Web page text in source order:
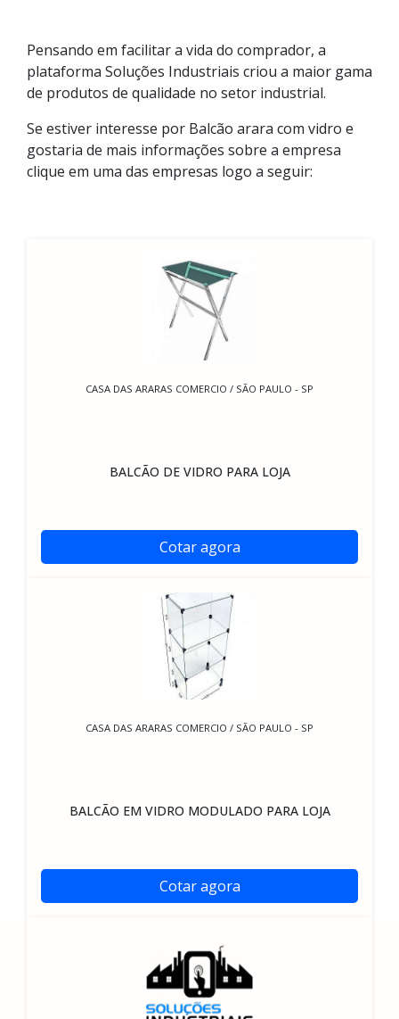
Pensando em facilitar a vida do comprador, a
plataforma Soluções Industriais criou a maior gama
de produtos de qualidade no setor industrial.
Se estiver interesse por Balcão arara com vidro e
gostaria de mais informações sobre a empresa
clique em uma das empresas logo a seguir:
CASA DAS ARARAS COMERCIO / SÃO PAULO - SP
BALCÃO DE VIDRO PARA LOJA
Cotar agora
CASA DAS ARARAS COMERCIO / SÃO PAULO - SP
BALCÃO EM VIDRO MODULADO PARA LOJA
Cotar agora